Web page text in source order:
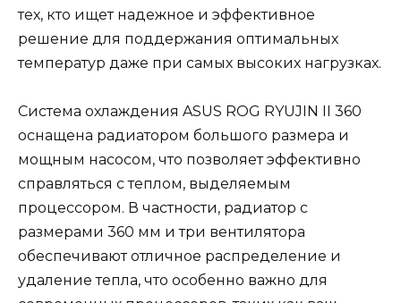
тех, кто ищет надежное и эффективное
решение для поддержания оптимальных
температур даже при самых высоких нагрузках.
Система охлаждения ASUS ROG RYUJIN II 360
оснащена радиатором большого размера и
мощным насосом, что позволяет эффективно
справляться с теплом, выделяемым
процессором. В частности, радиатор с
размерами 360 мм и три вентилятора
обеспечивают отличное распределение и
удаление тепла, что особенно важно для